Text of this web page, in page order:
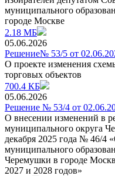
муниципального
городе Москве
2.18 МБ
05.06.2026
Решение№ 53/5 от
О проекте изменения
торговых объектов
700.4 КБ
05.06.2026
Решение № 53/4 от
О внесении изменений в
муниципального округа
декабря 2025 года № 46/4
муниципального
Черемушки в городе
2027 и 2028 годов»